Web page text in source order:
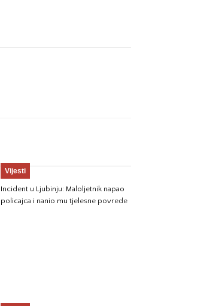
Vijesti
Incident u Ljubinju: Maloljetnik napao
policajca i nanio mu tjelesne povrede